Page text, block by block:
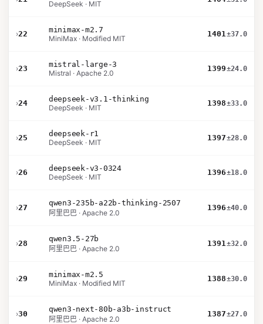
DeepSeek · MIT
›22
minimax-m2.7
MiniMax · Modified MIT
1401±37.0
›23
mistral-large-3
Mistral · Apache 2.0
1399±24.0
›24
deepseek-v3.1-thinking
DeepSeek · MIT
1398±33.0
›25
deepseek-r1
DeepSeek · MIT
1397±28.0
›26
deepseek-v3-0324
DeepSeek · MIT
1396±18.0
›27
qwen3-235b-a22b-thinking-2507
阿里巴巴 · Apache 2.0
1396±40.0
›28
qwen3.5-27b
阿里巴巴 · Apache 2.0
1391±32.0
›29
minimax-m2.5
MiniMax · Modified MIT
1388±30.0
›30
qwen3-next-80b-a3b-instruct
阿里巴巴 · Apache 2.0
1387±27.0